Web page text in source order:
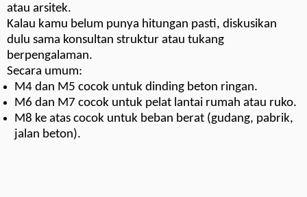
atau arsitek.
Kalau kamu belum punya hitungan pasti, diskusikan
dulu sama konsultan struktur atau tukang
berpengalaman.
Secara umum:
M4 dan M5 cocok untuk dinding beton ringan.
M6 dan M7 cocok untuk pelat lantai rumah atau ruko.
M8 ke atas cocok untuk beban berat (gudang, pabrik,
jalan beton).